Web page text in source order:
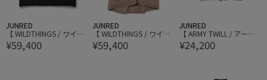
JUNRED
【 WILDTHINGS / ワイル
ドシングス 】OVER TRA
NSPORT PARKA
¥59,400
JUNRED
【 WILDTHINGS / ワイル
ドシングス 】OVER TRA
NSPORT PARKA
¥59,400
JUNRED
【 ARMY TWILL / アーミ
ーツイル 】Cotton Nylo
n Stand Coat
¥24,200